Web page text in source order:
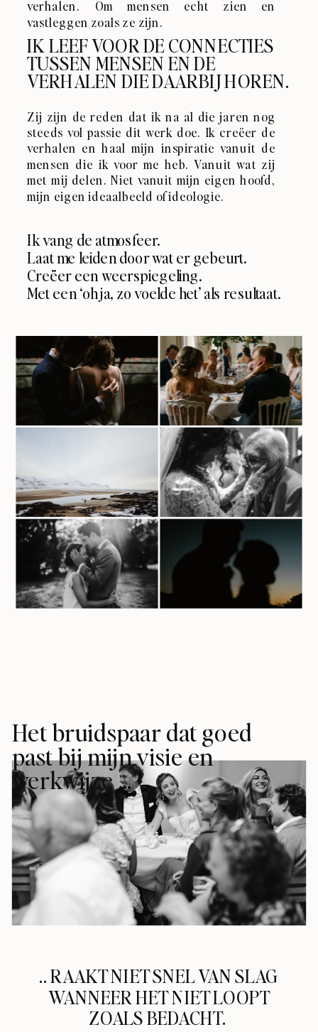
IK LEEF VOOR DE CONNECTIES
TUSSEN MENSEN EN DE
VERHALEN DIE DAARBIJ HOREN.
Zij zijn de reden dat ik na al die jaren nog
steeds vol passie dit werk doe. Ik creëer de
verhalen en haal mijn inspiratie vanuit de
mensen die ik voor me heb. Vanuit wat zij
met mij delen. Niet vanuit mijn eigen hoofd,
mijn eigen ideaalbeeld of ideologie.
Ik vang de atmosfeer.
Laat me leiden door wat er gebeurt.
Creëer een weerspiegeling.
Met een ‘oh ja, zo voelde het’ als resultaat.
verhalen. ⁣⁣Om mensen echt zien en
vastleggen zoals ze zijn.
.. RAAKT NIET SNEL VAN SLAG
WANNEER HET NIET LOOPT
ZOALS BEDACHT.
Het bruidspaar dat goed
past bij mijn visie en
werkwijze …